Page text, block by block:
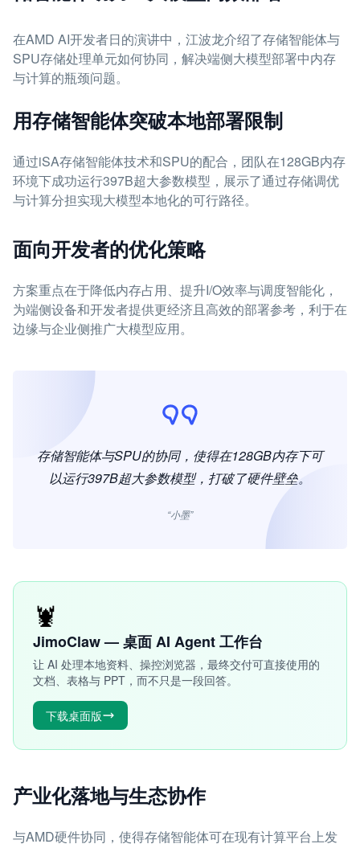
在AMD AI开发者日的演讲中，江波龙介绍了存储智能体与
SPU存储处理单元如何协同，解决端侧大模型部署中内存
与计算的瓶颈问题。
用存储智能体突破本地部署限制
通过iSA存储智能体技术和SPU的配合，团队在128GB内存
环境下成功运行397B超大参数模型，展示了通过存储调优
与计算分担实现大模型本地化的可行路径。
面向开发者的优化策略
方案重点在于降低内存占用、提升I/O效率与调度智能化，
为端侧设备和开发者提供更经济且高效的部署参考，利于在
边缘与企业侧推广大模型应用。
存储智能体与SPU的协同，使得在128GB内存下可
以运行397B超大参数模型，打破了硬件壁垒。
“小墨”
🦞
JimoClaw — 桌面 AI Agent 工作台
让 AI 处理本地资料、操控浏览器，最终交付可直接使用的
文档、表格与 PPT，而不只是一段回答。
下载桌面版
产业化落地与生态协作
与AMD硬件协同，使得存储智能体可在现有计算平台上发